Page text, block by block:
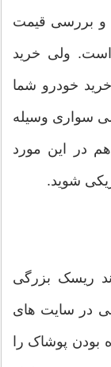
و بررسی قیمت
است. ولی خرید
خودرو شما
سواری وسیله
در این مورد
شوید.
ریسک بزرگی
در سایت های
بودن پوشاک را